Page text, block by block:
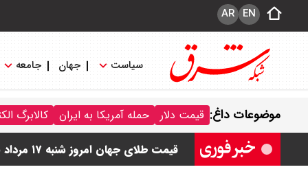
EN
AR
سیاست جهان جامعه
موضوعات داغ: قیمت دلار حمله آمریکا به ایران کالابرگ
قیمت سکه امامی امروز شنبه ۱۷ مرداد ۱۴۰۵ اعلام شد/ صعود قیمت سکه
قیمت نفت امروز شنبه ۱۷ مرداد ۱۴۰۵ / نفت صعودی شد + جدول
قیمت طلای جهان امروز شنبه ۱۷ مرداد ۱۴۰۵ / طلا صعودی شد + جدول